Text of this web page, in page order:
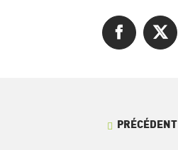
Facebook
X
PRÉCÉDENT